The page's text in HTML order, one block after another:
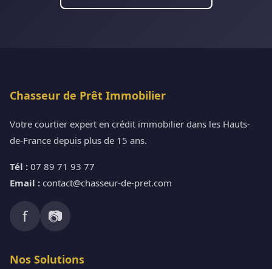
Chasseur de Prêt Immobilier
Votre courtier expert en crédit immobilier dans les Hauts-
de-France depuis plus de 15 ans.
Tél : 07 89 71 93 77
Email : contact@chasseur-de-pret.com
f 📷
Nos Solutions